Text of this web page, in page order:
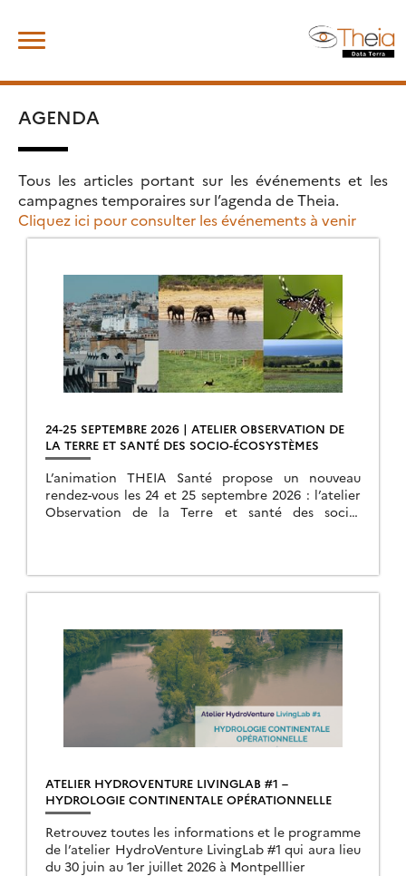
content
AGENDA
Tous les articles portant sur les événements et les
campagnes temporaires sur l’agenda de Theia.
Cliquez ici pour consulter les événements à venir
24-25 SEPTEMBRE 2026 | ATELIER OBSERVATION DE
LA TERRE ET SANTÉ DES SOCIO-ÉCOSYSTÈMES
L’animation THEIA Santé propose un nouveau
rendez-vous les 24 et 25 septembre 2026 : l’atelier
Observation de la Terre et santé des socio-
ATELIER HYDROVENTURE LIVINGLAB #1 –
HYDROLOGIE CONTINENTALE OPÉRATIONNELLE
Retrouvez toutes les informations et le programme
de l’atelier HydroVenture LivingLab #1 qui aura lieu
du 30 juin au 1er juillet 2026 à Montpelllier